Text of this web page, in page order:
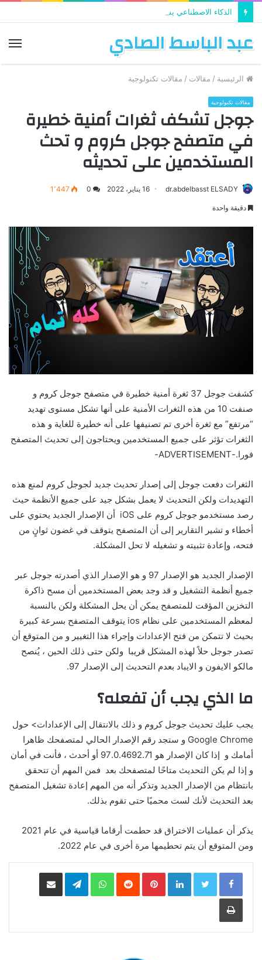
الذكاء الاصطناعي يستخدم في تطوير التعليم
عبد الباسط الصادي
الرئيسية / مقالات / مقالات تكنولوجية
مقالات تكنولوجية
جوجل تشكف ثغرات أمنية خطيرة
في متصفح جوجل كروم و تحث
المستخدمين على تحديثه
dr.abdelbasst ELSADY 16 يناير، 2022 0 1٬447
دقيقة واحدة
كشفت جوجل 37 ثغرة أمنية خطيرة في متصفح جوجل كروم و
صنفت 10 من هذه الثغرات الأمنية على أنها تشكل مستوى تهديد
“مرتفع” مع ثغرة أخرى تم تصنيفها على أنه خطيرة للغاية و هذه
الثغرات تؤثر على جميع المستخدمين ويحتاجون إلى تحديث المتصفح
فورا.-ADVERTISEMENT-
الثغرات دفعت جوجل إلى إصدار تحديث جديد لجوجل كروم لمنع هذه
التهديدات ولكن التحديث لا يعمل بشكل جيد على جميع الأنظمة حيث
رصد مستخدمو جوجل كروم على iOS أن الإصدار الجديد يحتوي على
أخطاء و تشير التقارير إلى أن المتصفح يتوقف في غضون ثوانٍ من
فتحه، وإعادة تثبيته و تشغيله لا تحل المشكلة.
الإصدار الجديد هو الإصدار 97 و هو الإصدار الذي أصدرته جوجل عبر
جميع أنظمة التشغيل و قد وجد بعض المستخدمين أن مسح ذاكرة
التخزين المؤقت للمتصفح يمكن أن يحل المشكلة ولكن بالنسبة
لمعظم المستخدمين على نظام ios يتوقف المتصفح بسرعة كبيرة
بحيث لا تتمكن من فتح الإعدادات وإجراء هذا التغيير و من المتوقع أن
تصدر جوجل حلاً لهذه المشكل قريبا ولكن حتى ذلك الحين ، يُنصح
مالكو الايفون و الايباد بعدم التحديث إلى الإصدار 97.
ما الذي يجب أن تفعله؟
يجب عليك تحديث جوجل كروم و ذلك بالانتقال إلى الإعدادات> حول
Google Chrome و ستجد رقم الإصدار الحالي لمتصفحك ظاهرا
أمامك و إذا كان الإصدار هو 97.0.4692.71 أو أحدث ، فأنت في أمان
و إذا لم يكن التحديث متاحًا لمتصفحك بعد فمن المهم أن تتحقق
بانتظام من الإصدار الجديد وتذكر أنه من المهم إعادة تشغيل المتصفح
بعد التحديث لأنك لست محميًا حتى تقوم بذلك.
يذكر أن عمليات الاختراق قد حطمت أرقاما قياسية في عام 2021
ومن المتوقع أن يتم تحطيمها مرة أخرى في عام 2022.
LinkedIn
Pinterest
WhatsApp
Telegramمشاركة عبر البريد
طباعة